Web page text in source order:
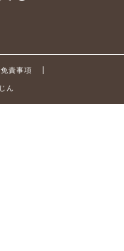
免責事項
ん